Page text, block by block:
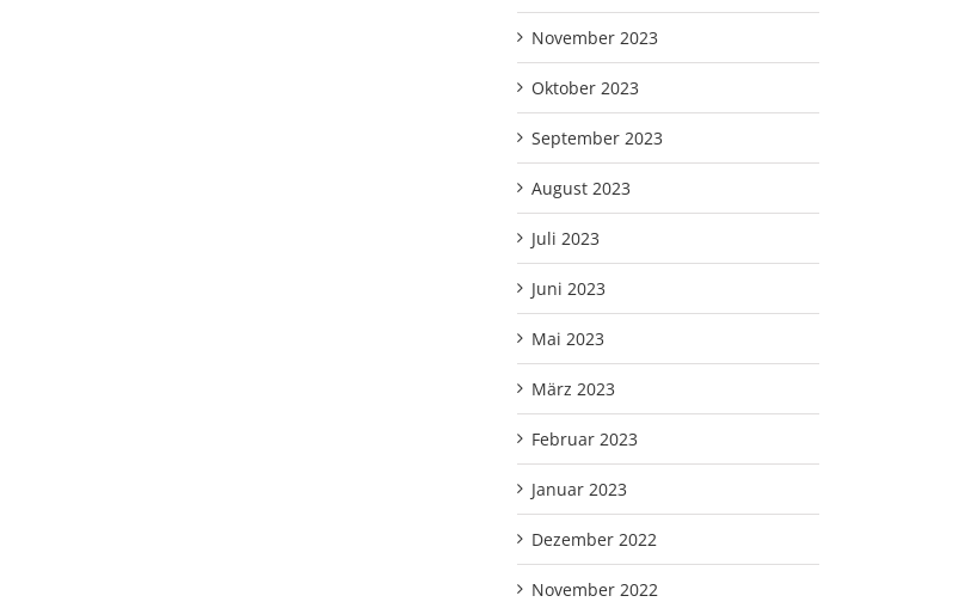
November 2023
Oktober 2023
September 2023
August 2023
Juli 2023
Juni 2023
Mai 2023
März 2023
Februar 2023
Januar 2023
Dezember 2022
November 2022